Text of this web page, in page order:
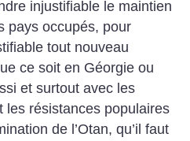
injustifiable le maintien
pays occupés, pour
tout nouveau
ce soit en Géorgie ou
et surtout avec les
les résistances populaires
de l’Otan, qu’il faut